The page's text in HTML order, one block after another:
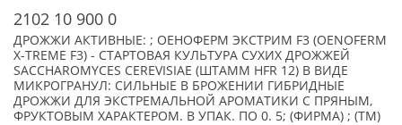
2102 10 900 0
ДРОЖЖИ АКТИВНЫЕ: ; ОЕНОФЕРМ ЭКСТРИМ F3 (OENOFERM
X-TREME F3) - СТАРТОВАЯ КУЛЬТУРА СУХИХ ДРОЖЖЕЙ
SACCHAROMYCES CEREVISIAE (ШТАММ HFR 12) В ВИДЕ
МИКРОГРАНУЛ: СИЛЬНЫЕ В БРОЖЕНИИ ГИБРИДНЫЕ
ДРОЖЖИ ДЛЯ ЭКСТРЕМАЛЬНОЙ АРОМАТИКИ С ПРЯНЫМ,
ФРУКТОВЫМ ХАРАКТЕРОМ. В УПАК. ПО 0. 5; (ФИРМА) ; (TM)